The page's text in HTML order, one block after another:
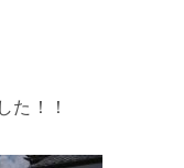
た！！